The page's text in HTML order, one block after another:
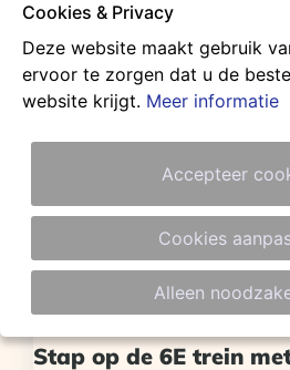
beeld en/of geluid slechter was
u van slechte wifi-dekking in
uw kantoor? Misschien bent u
mobiele 4G/5G-verbinding
frustrerend het kan zijn om wifi
goed werkt.Dus tijd om over te
Stap op de 6E trein
Cookies & Privacy
Deze website maakt gebruik
ervoor te zorgen dat u de
website krijgt. Meer informatie
Accepteer
Cookies
Alleen